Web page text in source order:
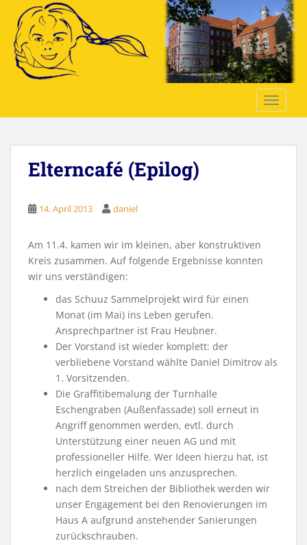
a
Elterncafé (Epilog)
14. April 2013 daniel
Am 11.4. kamen wir im kleinen, aber konstruktiven
Kreis zusammen. Auf folgende Ergebnisse konnten
wir uns verständigen:
das Schuuz Sammelprojekt wird für einen
Monat (im Mai) ins Leben gerufen.
Ansprechpartner ist Frau Heubner.
Der Vorstand ist wieder komplett: der
verbliebene Vorstand wählte Daniel Dimitrov als
1. Vorsitzenden.
Die Graffitibemalung der Turnhalle
Eschengraben (Außenfassade) soll erneut in
Angriff genommen werden, evtl. durch
Unterstützung einer neuen AG und mit
professioneller Hilfe. Wer Ideen hierzu hat, ist
herzlich eingeladen uns anzusprechen.
nach dem Streichen der Bibliothek werden wir
unser Engagement bei den Renovierungen im
Haus A aufgrund anstehender Sanierungen
zurückschrauben.